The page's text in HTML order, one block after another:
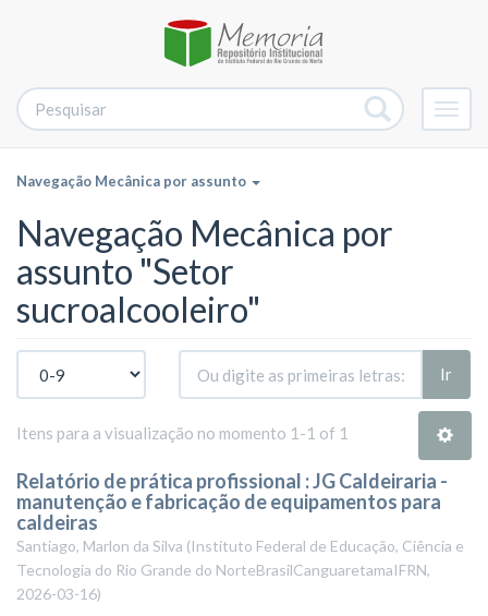
Navegação Mecânica por assunto
Navegação Mecânica por
assunto "Setor
sucroalcooleiro"
Ir
Itens para a visualização no momento 1-1 of 1
Relatório de prática profissional : JG Caldeiraria -
manutenção e fabricação de equipamentos para
caldeiras
Santiago, Marlon da Silva (Instituto Federal de Educação, Ciência e
Tecnologia do Rio Grande do NorteBrasilCanguaretamaIFRN,
2026-03-16)